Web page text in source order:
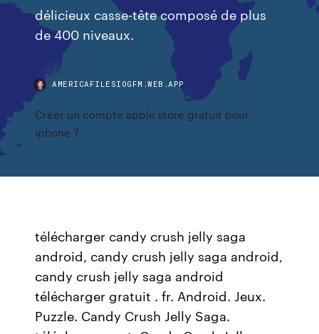
délicieux casse-tête composé de plus
de 400 niveaux.
AMERICAFILESIOGFM.WEB.APP
Créer un compte apple store gratuit pour
iphone 7
télécharger candy crush jelly saga
android, candy crush jelly saga android,
candy crush jelly saga android
télécharger gratuit . fr. Android. Jeux.
Puzzle. Candy Crush Jelly Saga.